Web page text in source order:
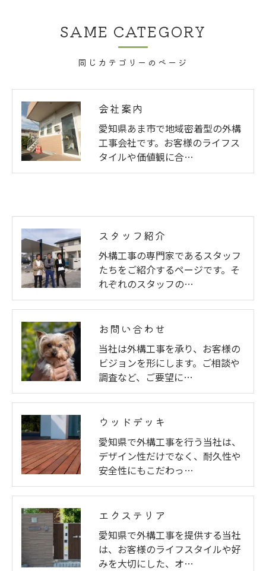
同じカテゴリーのページ
SAME CATEGORY
会社案内
愛知県あま市で地域密着型の外構
工事会社です。お客様のライフス
タイルや価値観に合…
スタッフ紹介
外構工事の専門家であるスタッフ
たちをご紹介するページです。そ
れぞれのスタッフの…
お問い合わせ
当社は外構工事を承り、お客様の
ビジョンを形にします。ご相談や
調査など、ご要望に…
ウッドデッキ
愛知県で外構工事を行う当社は、
デザイン性だけでなく、耐久性や
安全性にもこだわっ…
エクステリア
愛知県で外構工事を提供する当社
は、お客様のライフスタイルや好
みを大切にした、オ…